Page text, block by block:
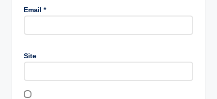
Email *
Site
e
ti
e
: